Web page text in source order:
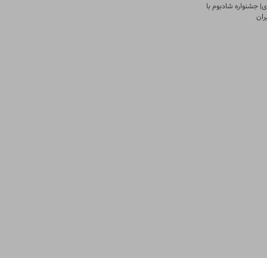
جشنواره شادبوم با